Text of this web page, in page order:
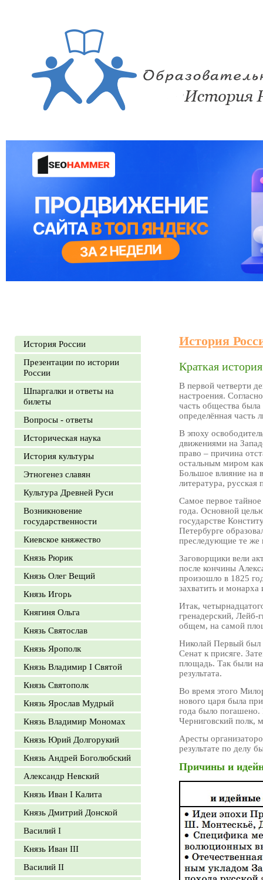
История России
Презентации по истории
России
Шпаргалки и ответы на
билеты
Вопросы - ответы
Историческая наука
История культуры
Этногенез славян
Культура Древней Руси
Возникновение
государственности
Киевское княжество
Князь Рюрик
Князь Олег Вещий
Князь Игорь
Княгиня Ольга
Князь Святослав
Князь Ярополк
Князь Владимир I Святой
Князь Святополк
Князь Ярослав Мудрый
Князь Владимир Мономах
Князь Юрий Долгорукий
Князь Андрей Боголюбский
Александр Невский
Князь Иван I Калита
Князь Дмитрий Донской
Василий I
Князь Иван III
Василий II
История
Краткая
В первой четверти
настроения.
часть общества
определённая часть
В эпоху
движениями на
право – причина
остальным миром
Большое влияние на
литература,
Самое первое
года. Основной
государстве
Петербурге
преследующие те же
Заговорщики вели
после кончины
произошло в 1825
захватить и монарха
Итак,
гренадерский, Лейб-
общем, на самой
Николай Первый был
Сенат к присяге.
площадь. Так были
результата.
Во время этого
нового царя была
года было погашено.
Черниговский полк,
Аресты
результате по делу
Причины и